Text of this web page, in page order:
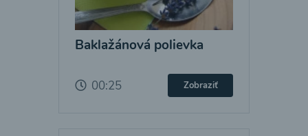
Baklažánová polievka
00:25 Zobraziť